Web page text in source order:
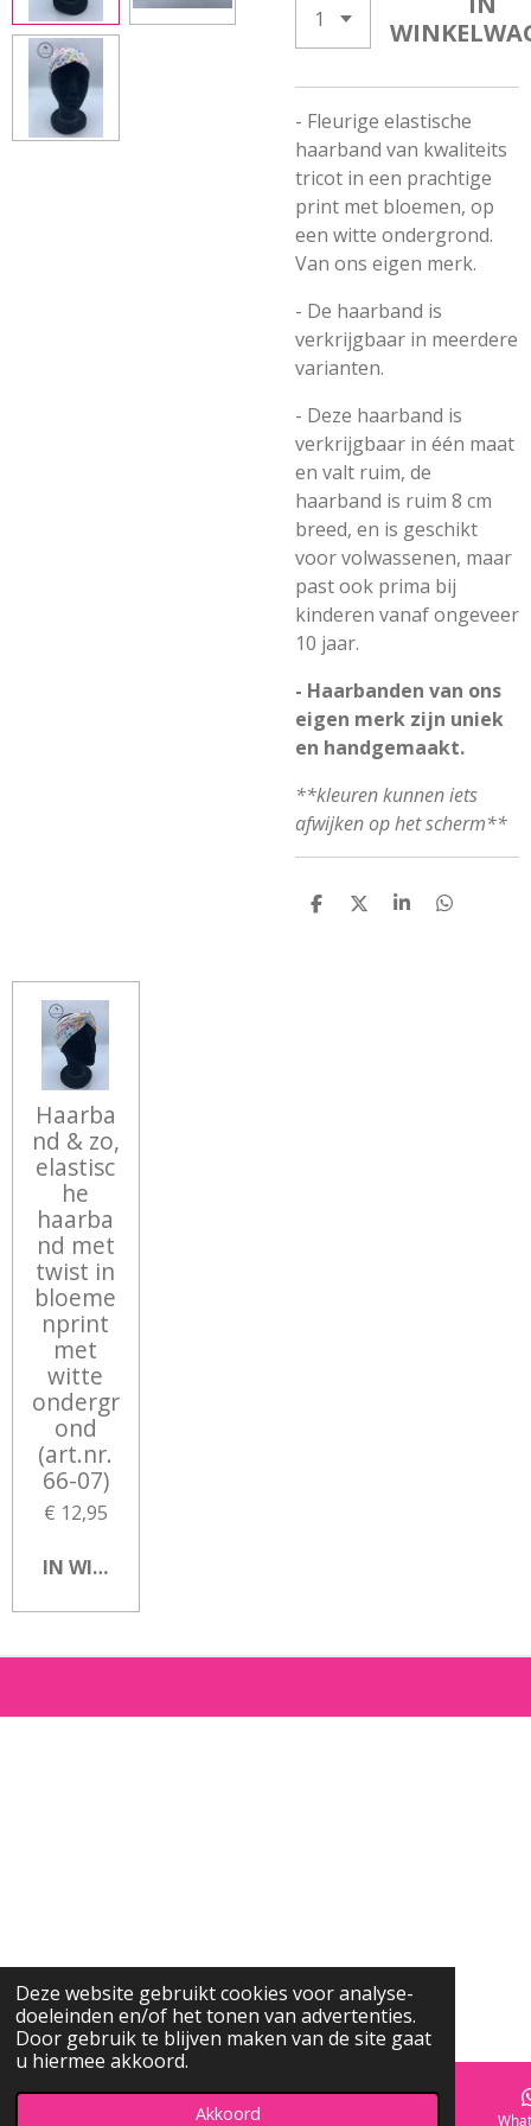
Deze website gebruikt cookies voor analyse-
doeleinden en/of het tonen van advertenties.
Door gebruik te blijven maken van de site gaat
u hiermee akkoord.
Akkoord
- Fleurige elastische
haarband van kwaliteits
tricot in een prachtige
print met bloemen, op
een witte ondergrond.
Van ons eigen merk.
- De haarband is
verkrijgbaar in meerdere
varianten.
- Deze haarband is
verkrijgbaar in één maat
en valt ruim, de
haarband is ruim 8 cm
breed, en is geschikt
voor volwassenen, maar
past ook prima bij
kinderen vanaf ongeveer
10 jaar.
- Haarbanden van ons
eigen merk zijn uniek
en handgemaakt.
**kleuren kunnen iets
afwijken op het scherm**
D
D
S
D
Haarba
nd & zo,
elastisc
he
haarba
nd met
twist in
bloeme
nprint
met
witte
ondergr
ond
(art.nr.
66-07)
€ 12,95
IN WINKELWAGEN
Telefoonnummer